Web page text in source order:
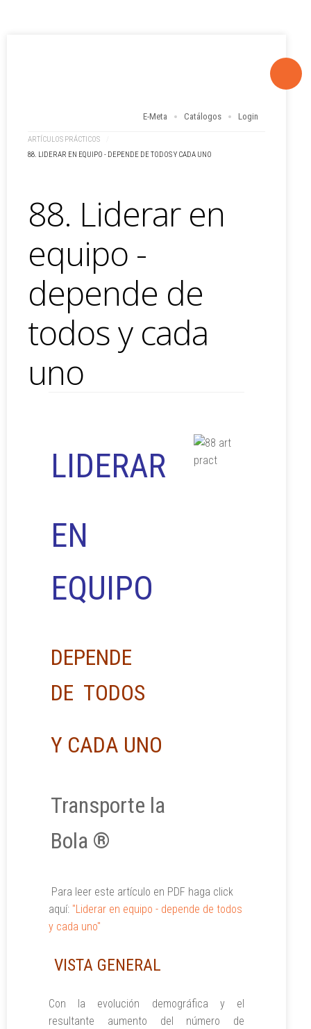
E-Meta Catálogos Login
ARTÍCULOS PRÁCTICOS
88. LIDERAR EN EQUIPO - DEPENDE DE TODOS Y CADA UNO
88. Liderar en
equipo -
depende de
todos y cada
uno
LIDERAR
EN
EQUIPO
DEPENDE
DE TODOS
Y CADA UNO
Transporte la
Bola ®
Para leer este artículo en PDF haga click
aquí: "Liderar en equipo - depende de todos
y cada uno"
VISTA GENERAL
Con la evolución demográfica y el
resultante aumento del número de